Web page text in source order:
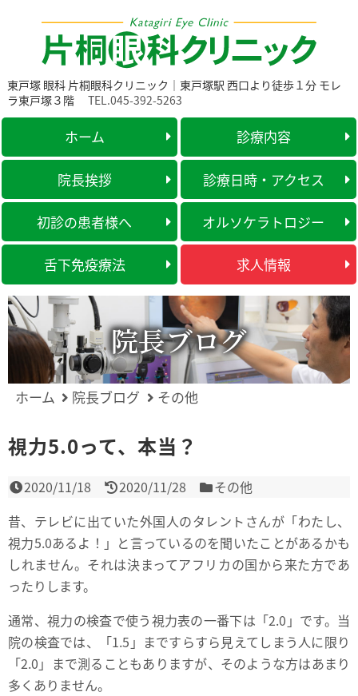
東戸塚 眼科 片桐眼科クリニック｜東戸塚駅 西口より徒歩１分 モレ
ラ東戸塚３階
TEL.045-392-5263
ホーム 診療内容
院長挨拶 診療日時・アクセス
初診の患者様へ オルソケラトロジー
舌下免疫療法 求人情報
院長ブログ
ホーム 院長ブログ その他
視力5.0って、本当？
2020/11/18 2020/11/28
その他
昔、テレビに出ていた外国人のタレントさんが「わたし、
視力5.0あるよ！」と言っているのを聞いたことがあるかも
しれません。それは決まってアフリカの国から来た方であ
ったりします。
通常、視力の検査で使う視力表の一番下は「2.0」です。当
院の検査では、「1.5」まですらすら見えてしまう人に限り
「2.0」まで測ることもありますが、そのような方はあまり
多くありません。